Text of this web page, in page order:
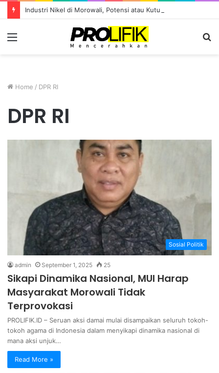
Home / DPR RI
DPR RI
Sosial Politik
admin September 1, 2025 25
Sikapi Dinamika Nasional, MUI Harap
Masyarakat Morowali Tidak
Terprovokasi
PROLIFIK.ID – Seruan aksi damai mulai disampaikan seluruh tokoh-
tokoh agama di Indonesia dalam menyikapi dinamika nasional di
mana aksi unjuk…
Read More »